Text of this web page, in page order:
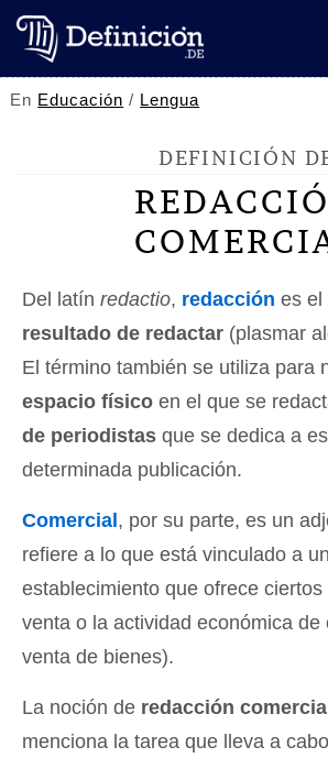
En Educación / Lengua
DEFINICIÓN
Del latín redactio, redacción es el
resultado de redactar (plasmar
El término también se utiliza para
espacio físico en el que se
de periodistas que se dedica a
determinada publicación.
Comercial , por su parte, es un
refiere a lo que está vinculado a un
establecimiento que ofrece
venta o la actividad económica de
venta de bienes).
La noción de redacción comercial
menciona la tarea que lleva a